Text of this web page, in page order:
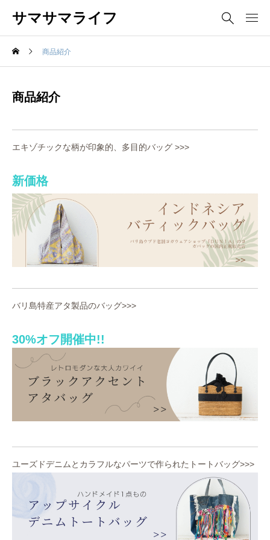
サマサマライフ
商品紹介
商品紹介
エキゾチックな柄が印象的、多目的バッグ >>>
新価格
バリ島特産アタ製品のバッグ>>>
30%オフ開催中!!
ユーズドデニムとカラフルなパーツで作られたトートバッグ>>>